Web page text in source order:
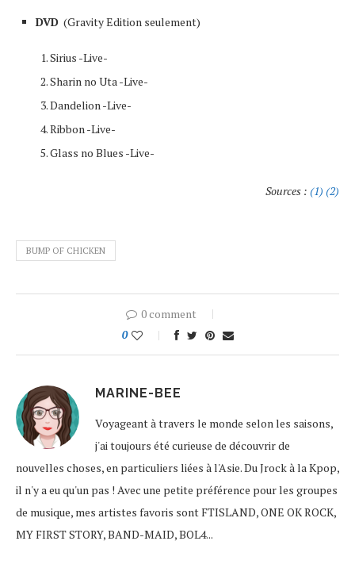
DVD (Gravity Edition seulement)
Sirius -Live-
Sharin no Uta -Live-
Dandelion -Live-
Ribbon -Live-
Glass no Blues -Live-
Sources : (1) (2)
BUMP OF CHICKEN
0 comment
0
MARINE-BEE
Voyageant à travers le monde selon les saisons,
j'ai toujours été curieuse de découvrir de
nouvelles choses, en particuliers liées à l'Asie. Du Jrock à la Kpop,
il n'y a eu qu'un pas ! Avec une petite préférence pour les groupes
de musique, mes artistes favoris sont FTISLAND, ONE OK ROCK,
MY FIRST STORY, BAND-MAID, BOL4...